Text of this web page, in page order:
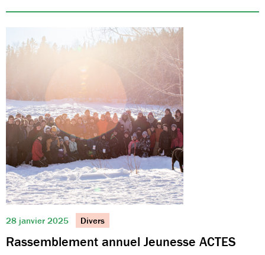
28 janvier 2025 Divers
Rassemblement annuel Jeunesse ACTES